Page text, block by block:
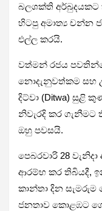
බලශක්ති
හිටපු අමාත්‍ය චන්න
එල්ල කරයි.
වත්මන් රජය
නොදැනුවත්කම සහ
දිට්වා (Ditwa) සුළි
නිවැරදි කර ගැනීමට
ඔහු පවසයි.
පෙබරවාරි 28
ආරම්භ කර තිබියදී,
කාන්තා දින
ජනතාව කොළඹට